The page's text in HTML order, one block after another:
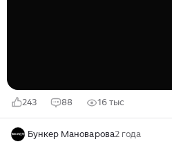
243 88 16 тыс
Бункер Мановарова2 года